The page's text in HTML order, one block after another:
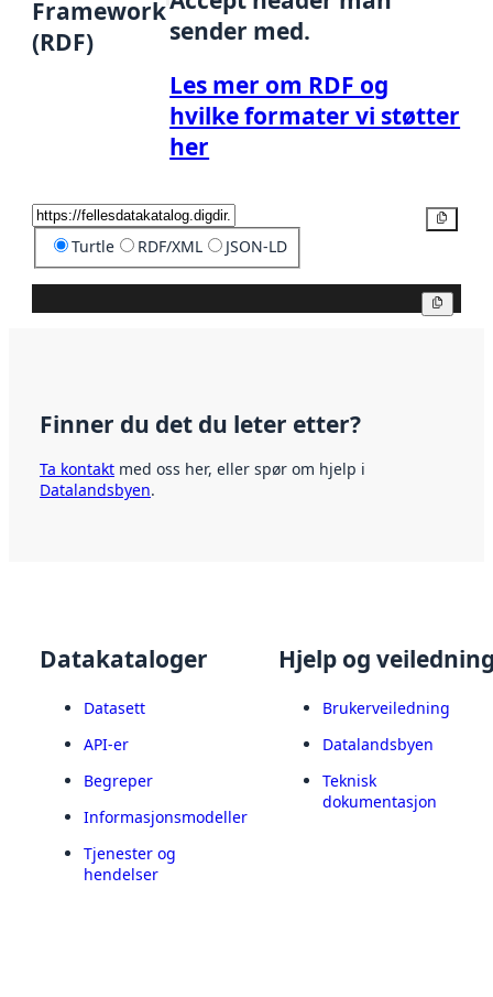
Framework
(RDF)
sender med.
Les mer om RDF og
hvilke formater vi støtter
her
Turtle RDF/XML JSON-LD
Finner du det du leter etter?
Ta kontakt med oss her, eller spør om hjelp i
Datalandsbyen.
Datakataloger
Datasett
API-er
Begreper
Informasjonsmodeller
Tjenester og
hendelser
Hjelp og
Brukerveiledning
Datalandsbyen
Teknisk
dokumentasjon